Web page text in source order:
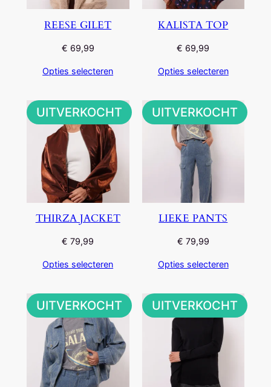
REESE GILET
€ 69,99
Opties selecteren
KALISTA TOP
€ 69,99
Opties selecteren
UITVERKOCHT
THIRZA JACKET
€ 79,99
Opties selecteren
UITVERKOCHT
LIEKE PANTS
€ 79,99
Opties selecteren
UITVERKOCHT UITVERKOCHT